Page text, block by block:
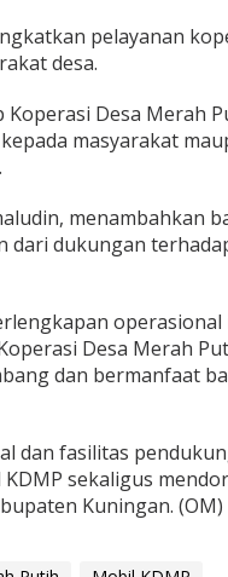
pelayanan
desa.
Desa Merah
masyarakat
menambahkan
dari dukungan
operasional
Desa Merah
dan bermanfaat
dan fasilitas
sekaligus
Kuningan. (OM)
Penampilan
Sukaesih